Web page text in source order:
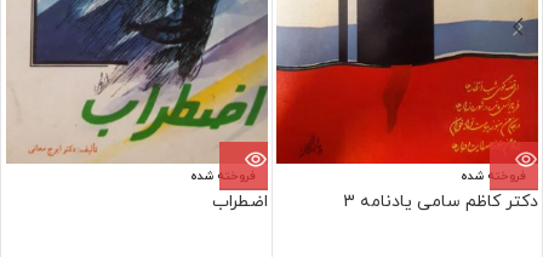
فروخته شده
دکتر کاظم سامی یادنامه 3
فروخته شده
اضطراب